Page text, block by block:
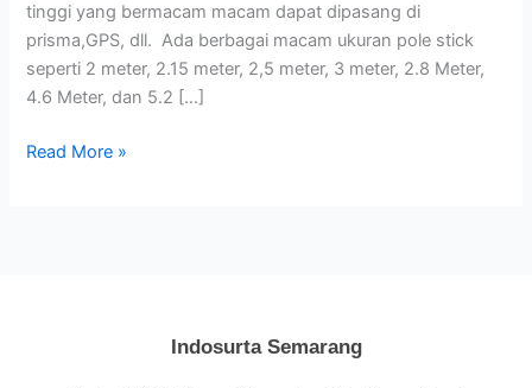
tinggi yang bermacam macam dapat dipasang di
prisma,GPS, dll. Ada berbagai macam ukuran pole stick
seperti 2 meter, 2.15 meter, 2,5 meter, 3 meter, 2.8 Meter,
4.6 Meter, dan 5.2 […]
Read More »
Indosurta Semarang